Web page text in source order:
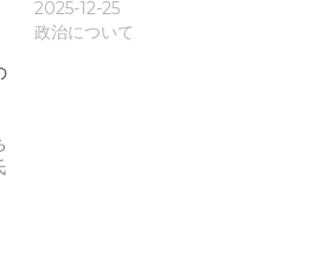
2025-12-25
政治について